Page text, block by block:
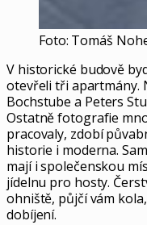
Foto: Tomáš
V historické budově
otevřeli tři apartmány.
Bochstube a Peters
Ostatně fotografie
pracovaly, zdobí
historie i moderna.
mají i společenskou
jídelnu pro hosty.
ohniště, půjčí vám
dobíjení.